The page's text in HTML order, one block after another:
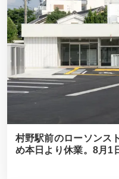
村野駅前のローソンス
め本日より休業。8月1